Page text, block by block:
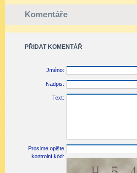
Komentáře
PŘIDAT KOMENTÁŘ
Jméno:
Nadpis:
Text:
Prosíme opište
kontrolní kód: